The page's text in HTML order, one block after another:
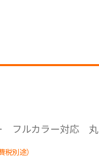
フルカラー対応 丸
税別途）